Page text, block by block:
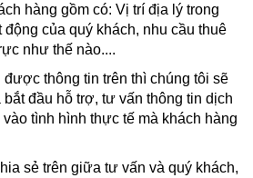
hàng gồm có: Vị trí địa lý trong
của quý khách, nhu cầu thuê
như thế nào....
thông tin trên thì chúng tôi sẽ
đầu hỗ trợ, tư vấn thông tin dịch
tình hình thực tế mà khách hàng
sẻ trên giữa tư vấn và quý khách,